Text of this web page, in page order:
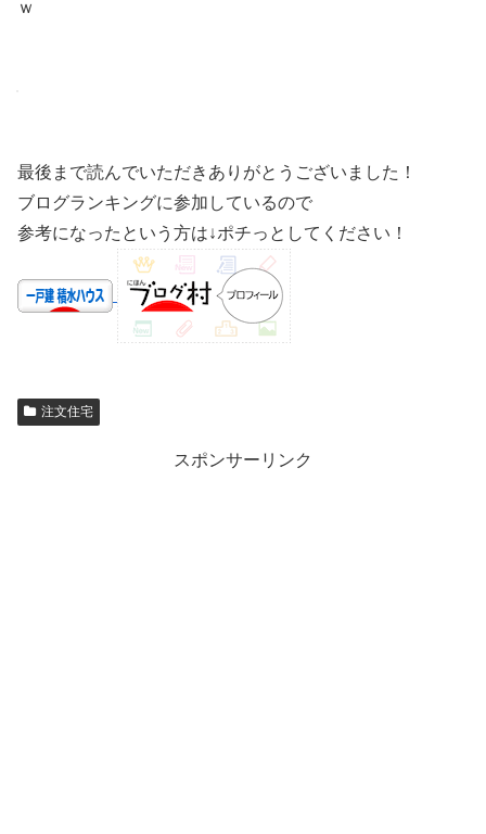
ｗ
最後まで読んでいただきありがとうございました！
ブログランキングに参加しているので
参考になったという方は↓ポチっとしてください！
注文住宅
スポンサーリンク